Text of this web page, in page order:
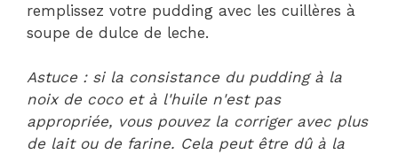
remplissez votre pudding avec les cuillères à
soupe de dulce de leche.
Astuce : si la consistance du pudding à la
noix de coco et à l'huile n'est pas
appropriée, vous pouvez la corriger avec plus
de lait ou de farine. Cela peut être dû à la